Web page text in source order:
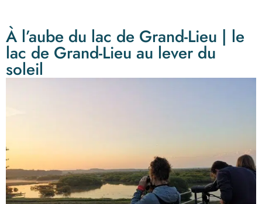
À l’aube du lac de Grand-Lieu | le
lac de Grand-Lieu au lever du
soleil